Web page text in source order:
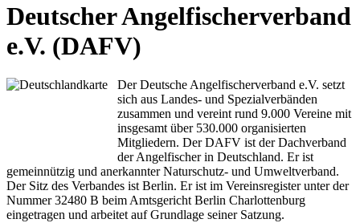
Deutscher Angelfischerverband
e.V. (DAFV)
Der Deutsche Angelfischerverband e.V. setzt
sich aus Landes- und Spezialverbänden
zusammen und vereint rund 9.000 Vereine mit
insgesamt über 530.000 organisierten
Mitgliedern. Der DAFV ist der Dachverband
der Angelfischer in Deutschland. Er ist
gemeinnützig und anerkannter Naturschutz- und Umweltverband.
Der Sitz des Verbandes ist Berlin. Er ist im Vereinsregister unter der
Nummer 32480 B beim Amtsgericht Berlin Charlottenburg
eingetragen und arbeitet auf Grundlage seiner Satzung.